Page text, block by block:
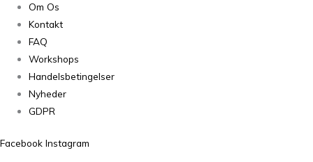
Om Os
Kontakt
FAQ
Workshops
Handelsbetingelser
Nyheder
GDPR
Facebook Instagram